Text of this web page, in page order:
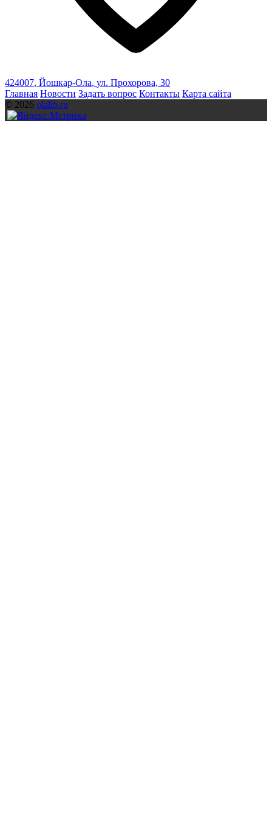
424007, Йошкар-Ола, ул. Прохорова, 30
Главная Новости Задать вопрос Контакты Карта сайта
© 2026 olalib.ru